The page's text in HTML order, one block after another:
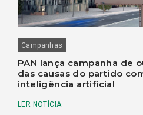
Campanhas
PAN lança campanha de
das causas do partido
inteligência artificial
LER NOTÍCIA